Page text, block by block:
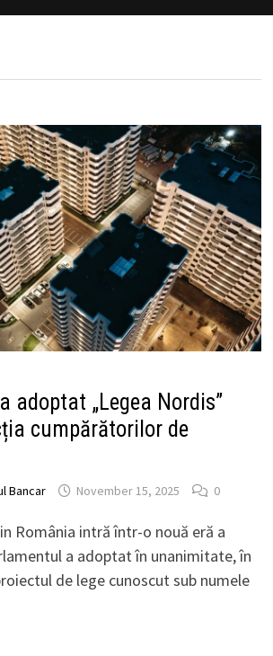
adoptat „Legea Nordis”
cumpărătorilor de
Bancar November 15, 2025 0
România intră într-o nouă eră a
a adoptat în unanimitate, în
de lege cunoscut sub numele